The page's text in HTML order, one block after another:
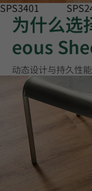
SPS3401
为什么选
eous
动态设计与持久性